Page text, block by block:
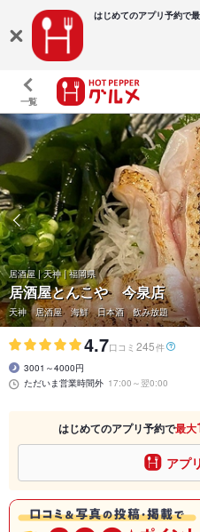
はじめてのアプリ予約で
一覧
居酒屋 | 天神 | 福岡県
居酒屋とんこや 今泉店
天神 居酒屋 海鮮 日本酒 飲み放題
4.7口コミ 245件
3001～4000円
ただいま営業時間外 17:00～翌0:00
はじめてのアプリ予約で最大
アプリ